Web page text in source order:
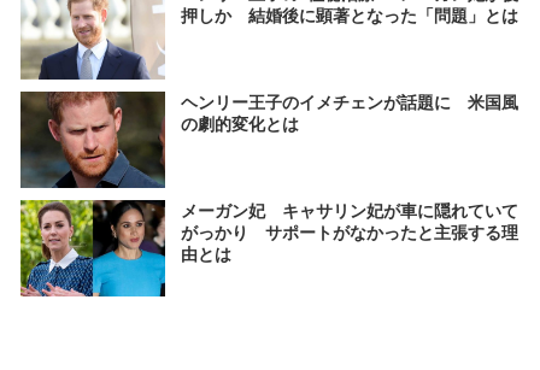
押しか 結婚後に顕著となった「問題」とは
ヘンリー王子のイメチェンが話題に 米国風
の劇的変化とは
メーガン妃 キャサリン妃が車に隠れていて
がっかり サポートがなかったと主張する理
由とは